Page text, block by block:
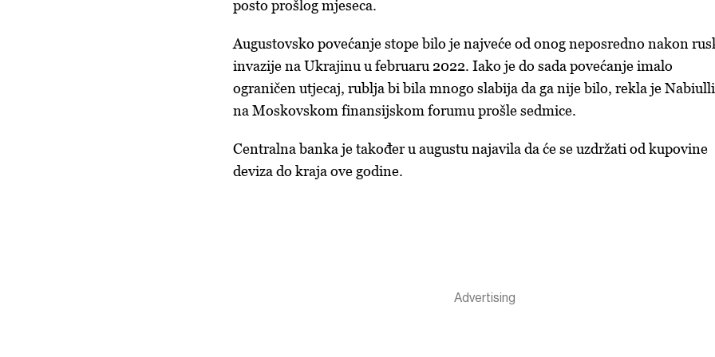
posto prošlog mjeseca.
Augustovsko povećanje stope bilo je najveće od onog neposredno nakon
invazije na Ukrajinu u februaru 2022. Iako je do sada povećanje imalo
ograničen utjecaj, rublja bi bila mnogo slabija da ga nije bilo, rekla je
na Moskovskom finansijskom forumu prošle sedmice.
Centralna banka je također u augustu najavila da će se uzdržati od kupovine
deviza do kraja ove godine.